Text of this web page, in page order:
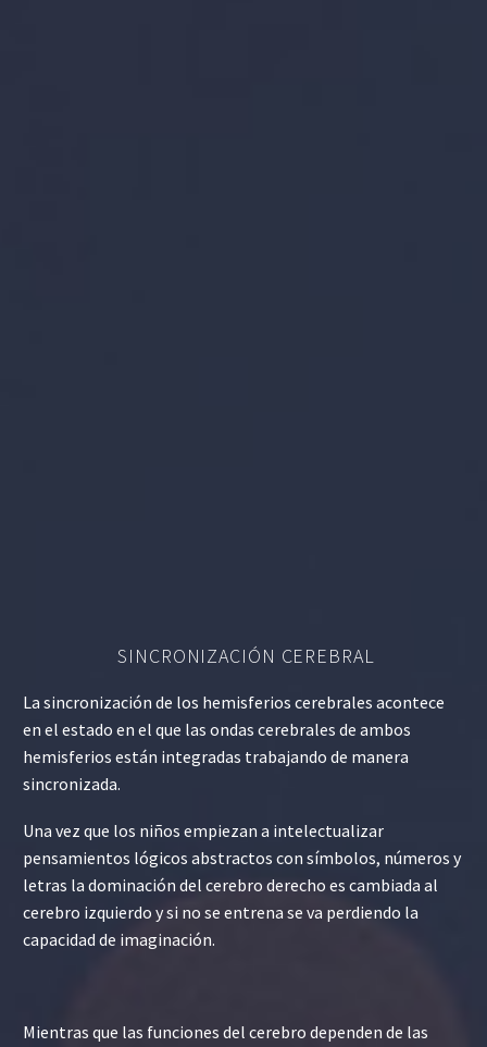
SINCRONIZACIÓN CEREBRAL
La sincronización de los hemisferios cerebrales acontece
en el estado en el que las ondas cerebrales de ambos
hemisferios están integradas trabajando de manera
sincronizada.
Una vez que los niños empiezan a intelectualizar
pensamientos lógicos abstractos con símbolos, números y
letras la dominación del cerebro derecho es cambiada al
cerebro izquierdo y si no se entrena se va perdiendo la
capacidad de imaginación.
Mientras que las funciones del cerebro dependen de las